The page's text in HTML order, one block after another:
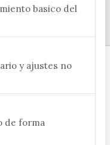
basico del
y ajustes no
de forma